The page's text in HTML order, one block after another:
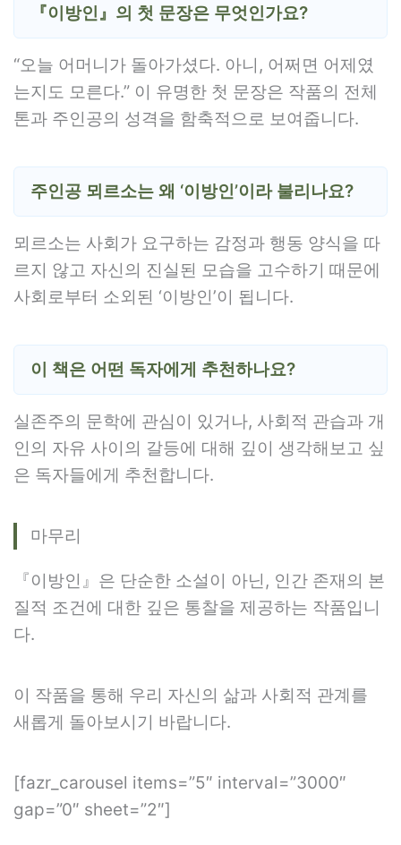
『이방인』의 첫 문장은 무엇인가요?
“오늘 어머니가 돌아가셨다. 아니, 어쩌면 어제였
는지도 모른다.” 이 유명한 첫 문장은 작품의 전체
톤과 주인공의 성격을 함축적으로 보여줍니다.
주인공 뫼르소는 왜 ‘이방인’이라 불리나요?
뫼르소는 사회가 요구하는 감정과 행동 양식을 따
르지 않고 자신의 진실된 모습을 고수하기 때문에
사회로부터 소외된 ‘이방인’이 됩니다.
이 책은 어떤 독자에게 추천하나요?
실존주의 문학에 관심이 있거나, 사회적 관습과 개
인의 자유 사이의 갈등에 대해 깊이 생각해보고 싶
은 독자들에게 추천합니다.
마무리
『이방인』은 단순한 소설이 아닌, 인간 존재의 본
질적 조건에 대한 깊은 통찰을 제공하는 작품입니
다.
이 작품을 통해 우리 자신의 삶과 사회적 관계를
새롭게 돌아보시기 바랍니다.
[fazr_carousel items=”5″ interval=”3000″
gap=”0″ sheet=”2″]